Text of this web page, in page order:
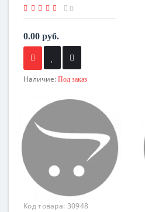
0
0.00 руб.
Наличие: Под заказ
Код товара: 30948